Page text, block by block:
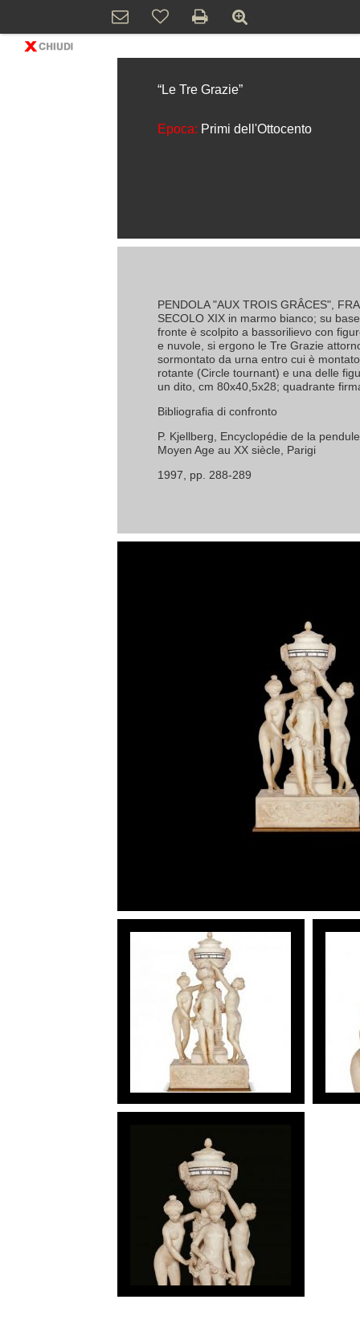
“Le Tre Grazie”
Epoca: Primi dell'Ottocento
PENDOLA "AUX TROIS GRÂCES",
SECOLO XIX in marmo bianco; su
fronte è scolpito a bassorilievo con
e nuvole, si ergono le Tre Grazie
sormontato da urna entro cui è
rotante (Circle tournant) e una delle
un dito, cm 80x40,5x28; quadrante
Bibliografia di confronto
P. Kjellberg, Encyclopédie de la
Moyen Age au XX siècle, Parigi
1997, pp. 288-289